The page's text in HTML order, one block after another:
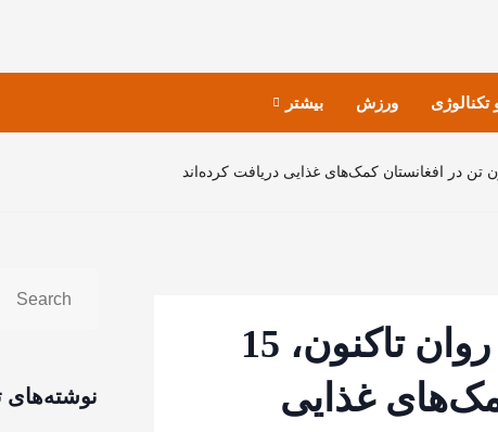
ورزش بیشتر
سازمان ملل: از آغاز سال روان تاکنون، 15
غذایی
نوشته‌های